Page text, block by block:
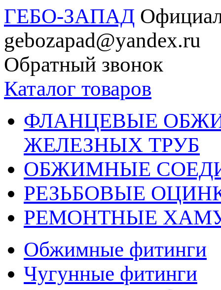
ГЕБО-ЗАПАД
gebozapad@yandex.ru
Обратный звонок
Каталог товаров
ФЛАНЦЕВЫЕ
ЖЕЛЕЗНЫХ ТРУБ
ОБЖИМНЫЕ
РЕЗЬБОВЫЕ
РЕМОНТНЫЕ
Обжимные фитинги
Чугунные фитинги